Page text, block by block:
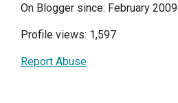
On Blogger since: February 2009
Profile views: 1,597
Report Abuse